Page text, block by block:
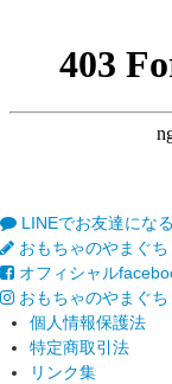
LINEでお友達になる
おもちゃのやまぐ
オフィシャル
おもちゃのやまぐ
個人情報保護法
特定商取引法
リンク集